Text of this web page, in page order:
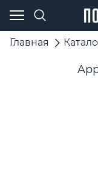
Главная